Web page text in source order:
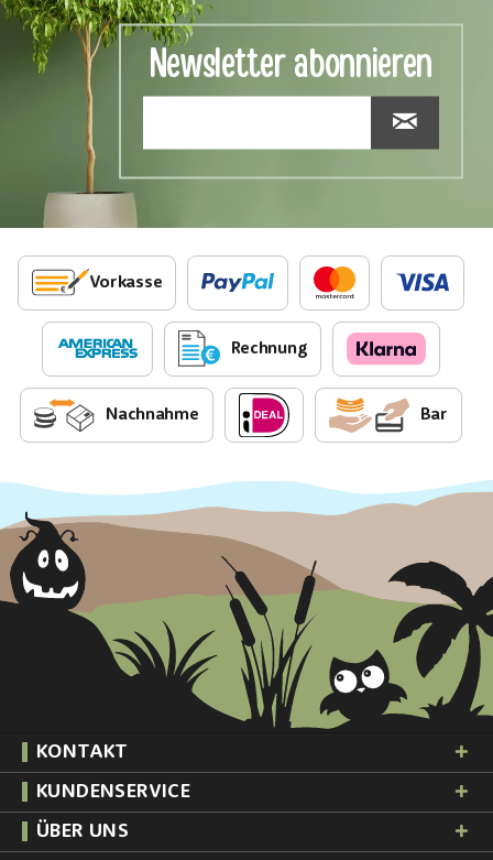
Newsletter abonnieren
Vorkasse
Rechnung
Nachnahme Bar
KONTAKT
KUNDENSERVICE
ÜBER UNS